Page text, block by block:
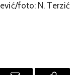
foto: N. Terzić